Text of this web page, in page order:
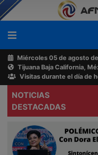
Miércoles 05 de agosto
Tijuana Baja California,
Visitas durante el día de
NOTICIAS
DESTACADAS
independencia
Buscador
Acerca
de
AFN